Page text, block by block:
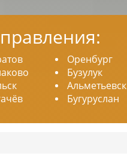
Оренбург
Бузулук
Альметьевск
Бугуруслан